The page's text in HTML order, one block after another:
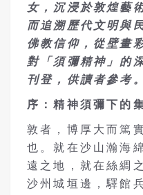
女，沉浸於敦煌藝
而追溯歷代文明與
佛教信仰，從壁畫
對「須彌精神」的
刊登，供讀者參考
序：精神須彌下的
敦者，博厚大而篤
也。就在沙山瀚海
遠之地，就在絲綢
沙州城垣邊，驛館